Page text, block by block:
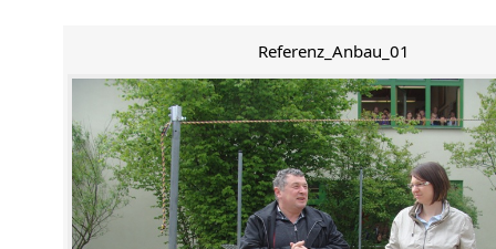
Referenz_Anbau_01